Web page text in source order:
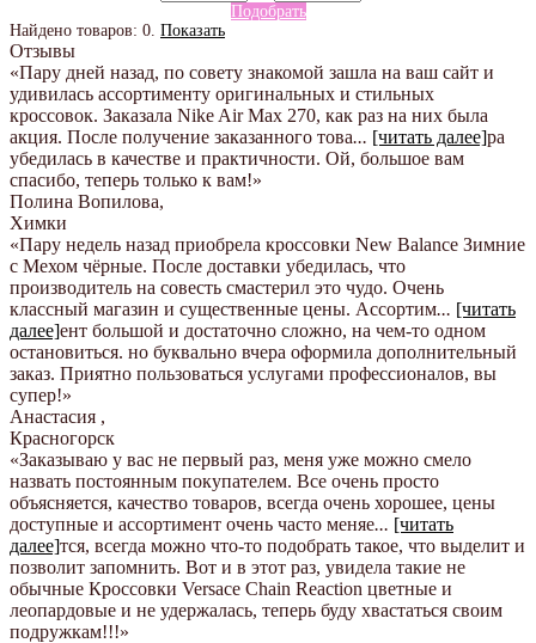
Подобрать
Найдено товаров: 0 Показать
Отзывы
«Пару дней назад, по совету знакомой зашла на ваш сайт и
удивилась ассортименту оригинальных и стильных
кроссовок. Заказала Nike Air Max 270, как раз на них была
акция. После получение заказанного това... [читать далее]ра
убедилась в качестве и практичности. Ой, большое вам
спасибо, теперь только к вам!»
Полина Вопилова,
Химки
«Пару недель назад приобрела кроссовки New Balance Зимние
с Мехом чёрные. После доставки убедилась, что
производитель на совесть смастерил это чудо. Очень
классный магазин и существенные цены. Ассортим... [читать
далее]ент большой и достаточно сложно, на чем-то одном
остановиться. но буквально вчера оформила дополнительный
заказ. Приятно пользоваться услугами профессионалов, вы
супер!»
Анастасия ,
Красногорск
«Заказываю у вас не первый раз, меня уже можно смело
назвать постоянным покупателем. Все очень просто
объясняется, качество товаров, всегда очень хорошее, цены
доступные и ассортимент очень часто меняе... [читать
далее]тся, всегда можно что-то подобрать такое, что выделит и
позволит запомнить. Вот и в этот раз, увидела такие не
обычные Кроссовки Versace Chain Reaction цветные и
леопардовые и не удержалась, теперь буду хвастаться своим
подружкам!!!»